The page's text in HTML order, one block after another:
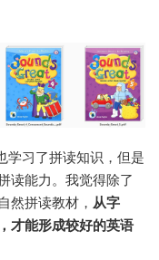
学习了拼读知识，但是
读能力。我觉得除了
然拼读教材， 从字
才能形成较好的英语